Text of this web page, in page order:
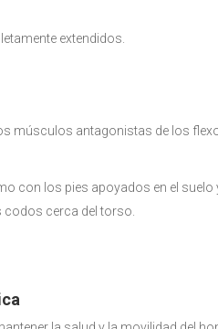
extendidos.
músculos antagonistas de los
con los pies apoyados en el suelo
codos cerca del torso.